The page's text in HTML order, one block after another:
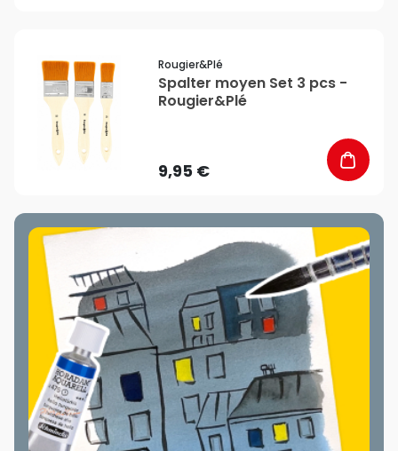
Rougier&plé
Spalter moyen Set 3 pcs -
Rougier&Plé
9,95 €